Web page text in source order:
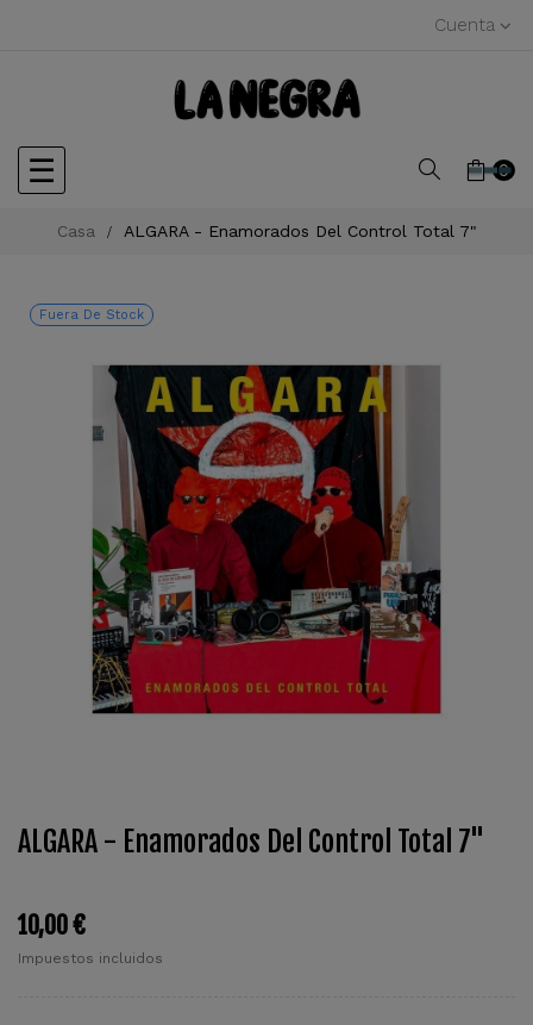
Cuenta
Navegación
de
☰ 0
Casa ALGARA - Enamorados Del Control Total 7"
Fuera De Stock
ALGARA - Enamorados Del Control Total 7"
10,00 €
Impuestos incluidos